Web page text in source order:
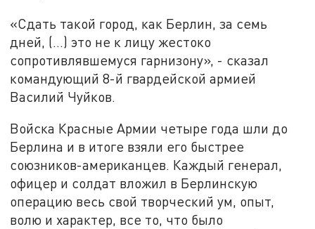
«Сдать такой город, как Берлин, за семь
дней, (…) это не к лицу жестоко
сопротивлявшемуся гарнизону», - сказал
командующий 8-й гвардейской армией
Василий Чуйков.
Войска Красные Армии четыре года шли до
Берлина и в итоге взяли его быстрее
союзников-американцев. Каждый генерал,
офицер и солдат вложил в Берлинскую
операцию весь свой творческий ум, опыт,
волю и характер, все то, что было